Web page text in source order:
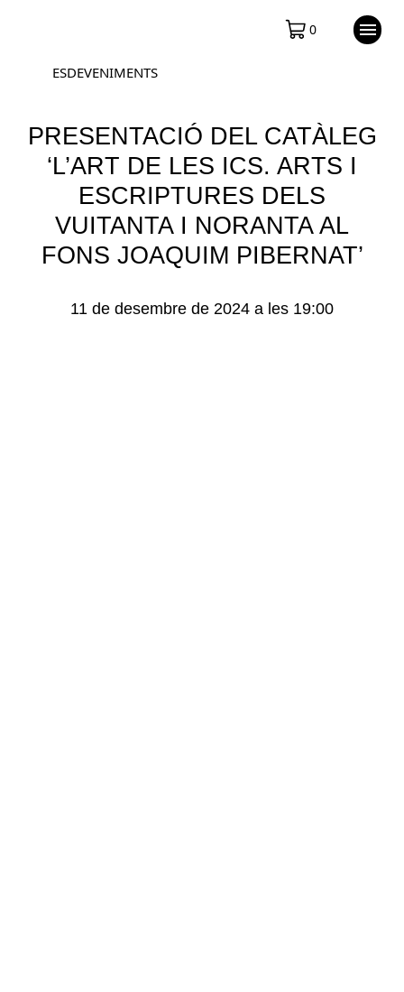
0
ESDEVENIMENTS
PRESENTACIÓ DEL CATÀLEG
‘L’ART DE LES ICS. ARTS I
ESCRIPTURES DELS
VUITANTA I NORANTA AL
FONS JOAQUIM PIBERNAT’
11 de desembre de 2024 a les 19:00